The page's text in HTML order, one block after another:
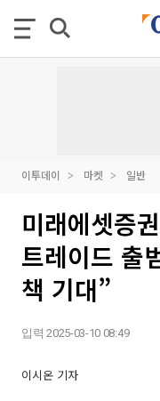
이투데이 마켓 일반
미래에셋증
트레이드 출
책 기대”
입력 2025-03-10 08:49
이시온 기자